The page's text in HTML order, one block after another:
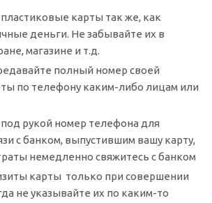
карты так же, как
деньги. Не забывайте их в
магазине и т.д.
полный номер своей
по телефону каким-либо лицам или
рукой номер телефона для
с банком, выпустившим вашу карту,
немедленно свяжитесь с банком
карты только при совершении
не указывайте их по каким-то